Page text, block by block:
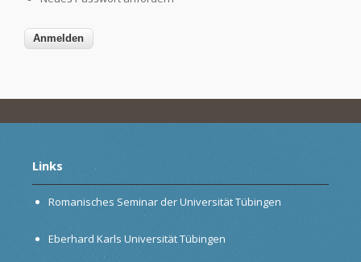
Links
Romanisches Seminar der Universität Tübingen
Eberhard Karls Universität Tübingen